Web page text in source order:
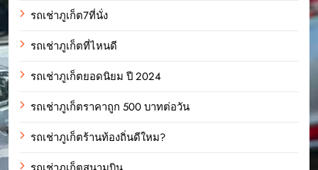
รถเช่าภูเก็ต7ที่นั่ง
รถเช่าภูเก็ตที่ไหนดี
รถเช่าภูเก็ตยอดนิยม ปี 2024
รถเช่าภูเก็ตราคาถูก 500 บาทต่อวัน
รถเช่าภูเก็ตร้านท้องถิ่นดีใหม?